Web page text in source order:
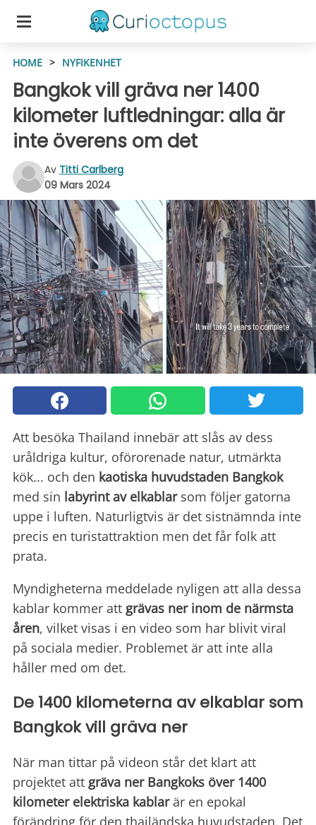
HOME > NYFIKENHET
Bangkok vill gräva ner 1400
kilometer luftledningar: alla är
inte överens om det
Av Titti Carlberg
09 Mars 2024
Att besöka Thailand innebär att slås av dess
uråldriga kultur, oförorenade natur, utmärkta
kök... och den kaotiska huvudstaden Bangkok
med sin labyrint av elkablarsom följer gatorna
uppe i luften. Naturligtvis är det sistnämnda inte
precis en turistattraktion men det får folk att
prata.
Myndigheterna meddelade nyligen att alla dessa
kablar kommer att grävas ner inom de närmsta
åren, vilket visas i en video som har blivit viral
på sociala medier. Problemet är att inte alla
håller med om det.
De 1400 kilometerna av elkablar som
Bangkok vill gräva ner
När man tittar på videon står det klart att
projektet att gräva nerBangkoks över 1400
kilometer elektriska kablarär en epokal
förändring för den thailändska huvudstaden. Det